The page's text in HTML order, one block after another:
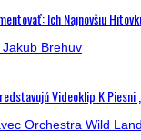
Ich Najnovšiu
Videoklip K Piesni